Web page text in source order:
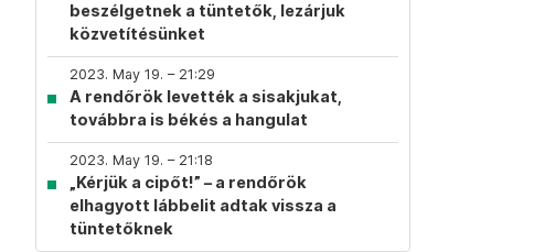
beszélgetnek a tüntetők, lezárjuk
közvetítésünket
2023. May 19. – 21:29
A rendőrök levették a sisakjukat,
továbbra is békés a hangulat
2023. May 19. – 21:18
„Kérjük a cipőt!” – a rendőrök
elhagyott lábbelit adtak vissza a
tüntetőknek